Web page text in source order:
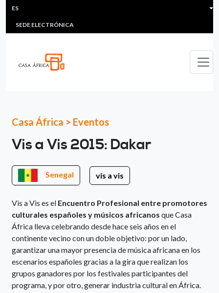
Pasar al contenido principal
HEADER MENU
MULTIMEDIA
SEDE ELECTRÓNICA
ES
Casa África > Eventos
Vis a Vis 2015: Dakar
Senegal vis a vis
Vis a Vis es el Encuentro Profesional entre promotores
culturales españoles y músicos africanos que Casa
África lleva celebrando desde hace seis años en el
continente vecino con un doble objetivo: por un lado,
garantizar una mayor presencia de música africana en los
escenarios españoles gracias a la gira que realizan los
grupos ganadores por los festivales participantes del
programa, y por otro, generar industria cultural en África.